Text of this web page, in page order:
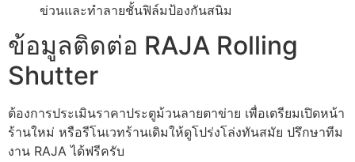
ข่วนและทำลายชั้นฟิล์มป้องกันสนิม
ข้อมูลติดต่อ RAJA Rolling
Shutter
ต้องการประเมินราคาประตูม้วนลายตาข่าย เพื่อเตรียมเปิดหน้า
ร้านใหม่ หรือรีโนเวทร้านเดิมให้ดูโปร่งโล่งทันสมัย ปรึกษาทีม
งาน RAJA ได้ฟรีครับ